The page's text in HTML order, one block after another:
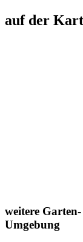
auf der
weitere
Umgebung